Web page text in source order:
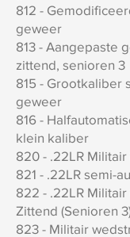
812 -
geweer
813 - Aangepaste
zittend, senioren 3
815 - Grootkaliber
geweer
816 -
klein kaliber
820 - .22LR
821 - .22LR semi-
822 - .22LR
Zittend (Senioren
823 - Militair